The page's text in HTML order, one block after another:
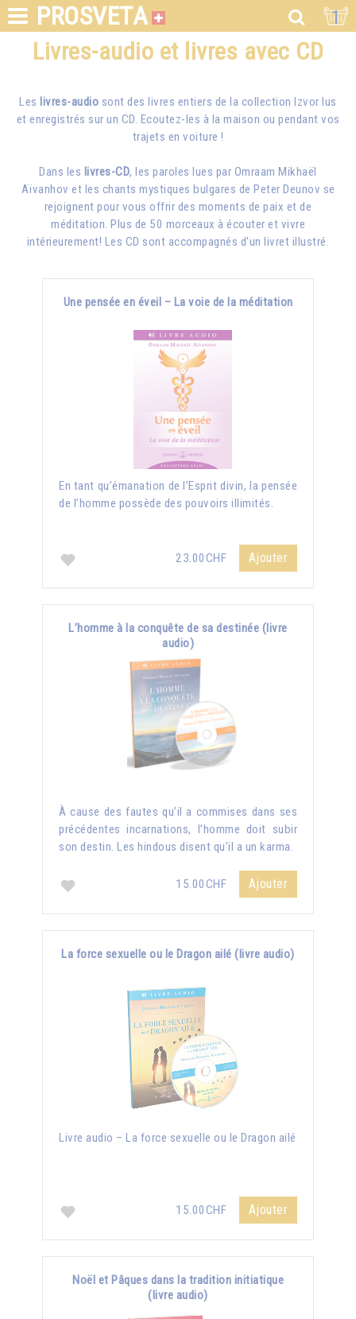
PROSVETA 1
Livres-audio et livres avec CD
Les livres-audio sont des livres entiers de la collection Izvor lus
et enregistrés sur un CD. Ecoutez-les à la maison ou pendant vos
trajets en voiture !
Dans les livres-CD, les paroles lues par Omraam Mikhaël
Aïvanhov et les chants mystiques bulgares de Peter Deunov se
rejoignent pour vous offrir des moments de paix et de
méditation. Plus de 50 morceaux à écouter et vivre
intérieurement! Les CD sont accompagnés d'un livret illustré.
Une pensée en éveil – La voie de la méditation
En tant qu’émanation de l’Esprit divin, la pensée
de l’homme possède des pouvoirs illimités.
23.00CHF Ajouter
L’homme à la conquête de sa destinée (livre
audio)
À cause des fautes qu’il a commises dans ses
précédentes incarnations, l’homme doit subir
son destin. Les hindous disent qu’il a un karma.
15.00CHF Ajouter
La force sexuelle ou le Dragon ailé (livre audio)
Livre audio – La force sexuelle ou le Dragon ailé
15.00CHF Ajouter
Noël et Pâques dans la tradition initiatique
(livre audio)